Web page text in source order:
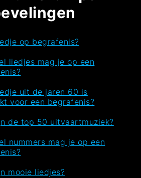
op begrafenis?
liedjes mag je op een
uit de jaren 60 is
voor een begrafenis?
de top 50 uitvaartmuziek?
nummers mag je op een
mooie liedjes?